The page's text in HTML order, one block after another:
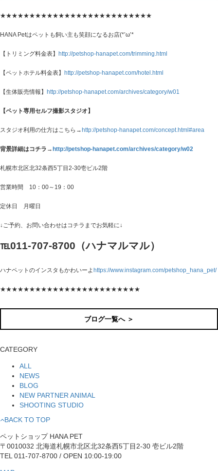
★★★★★★★★★★★★★★★★★★★★★★★★★★
HANA Petはペットも飼い主も笑顔になるお店(*’ω’*
【トリミング料金表】 http://petshop-hanapet.com/trimming.html
【ペットホテル料金表】 http://petshop-hanapet.com/hotel.html
【生体販売情報】 http://petshop-hanapet.com/archives/category/w01
【ペット専用セルフ撮影スタジオ】
スタジオ利用の仕方はこちら→ http://petshop-hanapet.com/concept.html#area
背景詳細はコチラ→ http://petshop-hanapet.com/archives/category/w02
札幌市北区北32条西5丁目2-30壱ビル2階
営業時間 10：00～19：00
定休日 月曜日
↓ご予約、お問い合わせはコチラまでお気軽に↓
℡011-707-8700（ハナマルマル）
ハナペットのインスタもかわいーよ https://www.instagram.com/petshop_hana_pet/
★★★★★★★★★★★★★★★★★★★★★★★★
ブログ一覧へ ＞
CATEGORY
ALL
NEWS
BLOG
NEW PARTNER ANIMAL
SHOOTING STUDIO
BACK TO TOP
ペットショップ HANA PET
〒0010032 北海道札幌市北区北32条西5丁目2-30 壱ビル2階
TEL 011-707-8700 / OPEN 10:00-19:00